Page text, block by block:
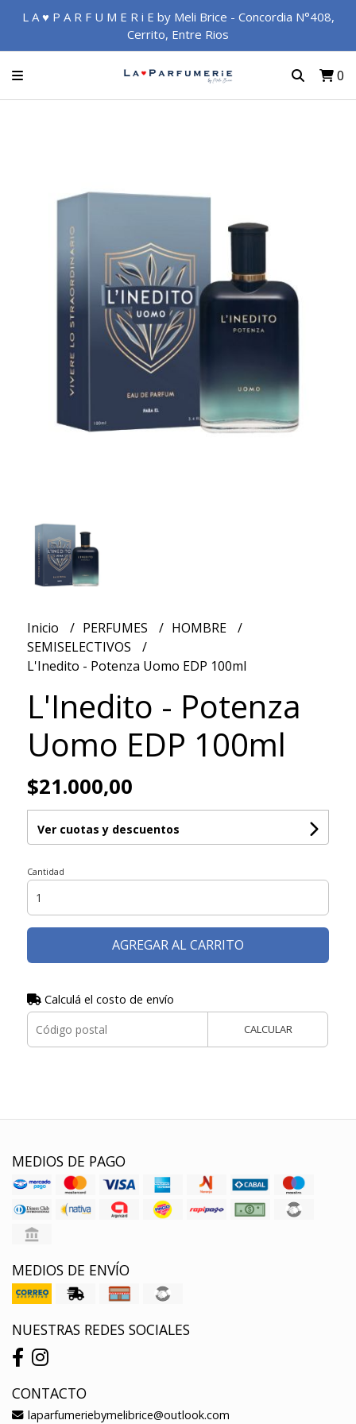
L A ♥ P A R F U M E R i E by Meli Brice - Concordia N°408,
Cerrito, Entre Rios
0
Inicio PERFUMES
HOMBRE
SEMISELECTIVOS
L'Inedito - Potenza Uomo EDP 100ml
L'Inedito - Potenza
Uomo EDP 100ml
$21.000,00
Ver cuotas y descuentos
Cantidad
AGREGAR AL CARRITO
Calculá el costo de envío
CALCULAR
MEDIOS DE PAGO
MEDIOS DE ENVÍO
NUESTRAS REDES SOCIALES
CONTACTO
laparfumeriebymelibrice@outlook.com